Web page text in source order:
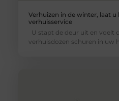
Verhuizen in de winter, laat u
verhuisservice
U stapt de deur uit en voelt
verhuisdozen schuren in uw